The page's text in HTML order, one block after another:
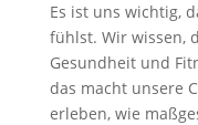
Es ist uns wichtig,
fühlst. Wir wissen,
Gesundheit und
das macht unsere
erleben, wie